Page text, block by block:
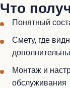
Что
Понятный
Смету, где
Монтаж и
обслуживания